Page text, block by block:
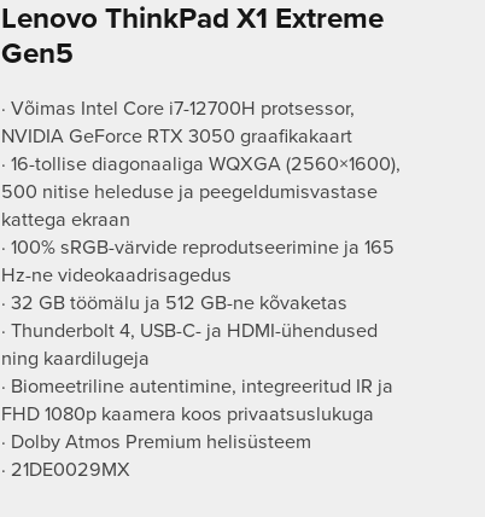
Lenovo ThinkPad X1 Extreme
Gen5
· Võimas Intel Core i7-12700H protsessor,
NVIDIA GeForce RTX 3050 graafikakaart
· 16-tollise diagonaaliga WQXGA (2560×1600),
500 nitise heleduse ja peegeldumisvastase
kattega ekraan
· 100% sRGB-värvide reprodutseerimine ja 165
Hz-ne videokaadrisagedus
· 32 GB töömälu ja 512 GB-ne kõvaketas
· Thunderbolt 4, USB-C- ja HDMI-ühendused
ning kaardilugeja
· Biomeetriline autentimine, integreeritud IR ja
FHD 1080p kaamera koos privaatsuslukuga
· Dolby Atmos Premium helisüsteem
· 21DE0029MX